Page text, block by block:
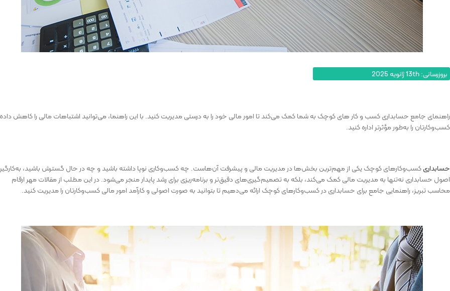
بروزرسانی: 13th ژانویه 2025
راهنمای جامع حسابداری کسب‌ و کار های کوچک به شما کمک می‌کند تا امور مالی خود را به درستی مدیریت کنید. با این راهنما، می‌توانید اشتباهات مالی را کاهش
کسب‌وکارتان را به‌طور مؤثرتر اداره کنید.
حسابداریکسب‌وکارهای کوچک یکی از مهم‌ترین بخش‌ها در مدیریت مالی و پیشرفت آن‌هاست. چه کسب‌وکاری نوپا داشته باشید و چه در حال گسترش باشید،
اصول حسابداری نه‌تنها به مدیریت مالی کمک می‌کند، بلکه به تصمیم‌گیری‌های دقیق‌تر و برنامه‌ریزی برای رشد پایدار منجر می‌شود. در این مطلب از مقالات مهر ارقام
محاسب تبریز، راهنمایی جامع برای حسابداری در کسب‌وکارهای کوچک ارائه می‌دهیم تا بتوانید به صورت اصولی و کارآمد امور مالی کسب‌وکارتان را مدیریت کنید.